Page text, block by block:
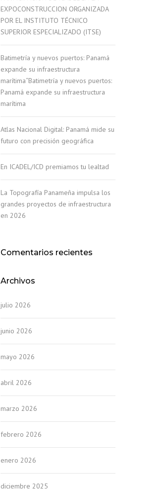
EXPOCONSTRUCCION ORGANIZADA
POR EL INSTITUTO TÉCNICO
SUPERIOR ESPECIALIZADO (ITSE)
Batimetría y nuevos puertos: Panamá
expande su infraestructura
marítima“Batimetría y nuevos puertos:
Panamá expande su infraestructura
marítima
Atlas Nacional Digital: Panamá mide su
futuro con precisión geográfica
En ICADEL/ICD premiamos tu lealtad
La Topografía Panameña impulsa los
grandes proyectos de infraestructura
en 2026
Comentarios recientes
Archivos
julio 2026
junio 2026
mayo 2026
abril 2026
marzo 2026
febrero 2026
enero 2026
diciembre 2025